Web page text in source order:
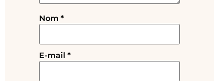
Nom *
E-mail *